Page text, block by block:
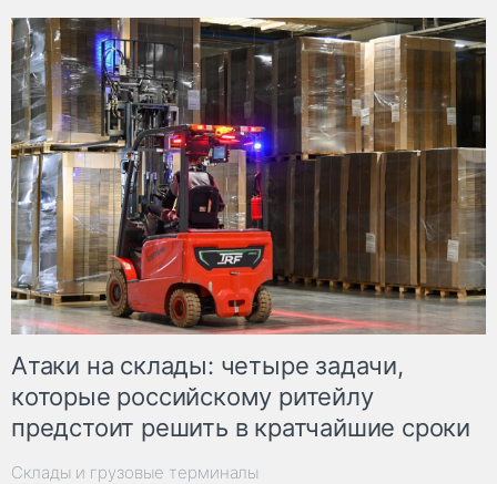
Атаки на склады: четыре задачи,
которые российскому ритейлу
предстоит решить в кратчайшие сроки
Склады и грузовые терминалы